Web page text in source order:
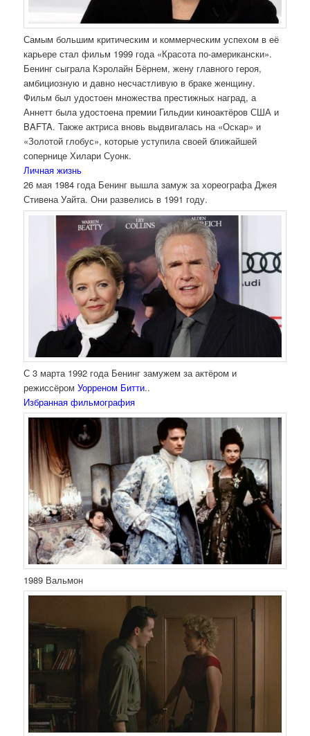
Самым большим критическим и коммерческим успехом в её
карьере стал фильм 1999 года «Красота по-американски».
Бенинг сыграла Кэролайн Бёрнем, жену главного героя,
амбициозную и давно несчастливую в браке женщину.
Фильм был удостоен множества престижных наград, а
Аннетт была удостоена премии Гильдии киноактёров США и
BAFTA. Также актриса вновь выдвигалась на «Оскар» и
«Золотой глобус», которые уступила своей ближайшей
сопернице Хилари Суонк.
Личная жизнь
26 мая 1984 года Бенинг вышла замуж за хореографа Джея
Стивена Уайта. Они развелись в 1991 году.
С 3 марта 1992 года Бенинг замужем за актёром и
режиссёромУорреном Битти..
Избранная фильмография
1989 Вальмон